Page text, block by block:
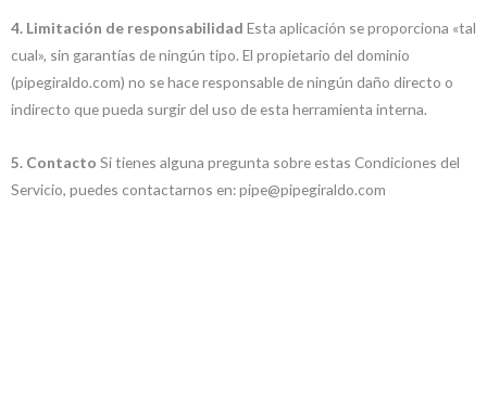
4. Limitación de responsabilidad Esta aplicación se proporciona «tal
cual», sin garantías de ningún tipo. El propietario del dominio
(pipegiraldo.com) no se hace responsable de ningún daño directo o
indirecto que pueda surgir del uso de esta herramienta interna.
5. Contacto Si tienes alguna pregunta sobre estas Condiciones del
Servicio, puedes contactarnos en:pipe@pipegiraldo.com